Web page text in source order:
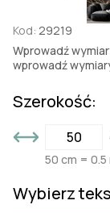
Kod: 29219
Wprowadź
wprowadź
Szerokość:
50 cm = 0.5
Wybierz